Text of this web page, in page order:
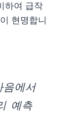
하여 급작
현명합니
음에서
예측